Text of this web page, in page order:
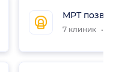
МРТ
7 клиник